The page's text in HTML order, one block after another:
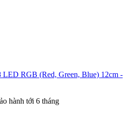
RGB (Red, Green, Blue) 12cm -
hành tới 6 tháng